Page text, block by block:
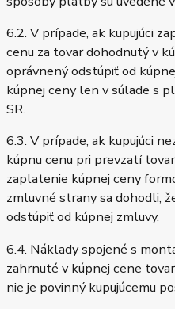
6.2. V prípade, ak kupujúci
cenu za tovar dohodnutý v
oprávnený odstúpiť od
kúpnej ceny len v súlade s
SR.
6.3. V prípade, ak kupujúci
kúpnu cenu pri prevzatí
zaplatenie kúpnej ceny
zmluvné strany sa dohodli,
odstúpiť od kúpnej zmluvy.
6.4. Náklady spojené s
zahrnuté v kúpnej cene
nie je povinný kupujúcemu